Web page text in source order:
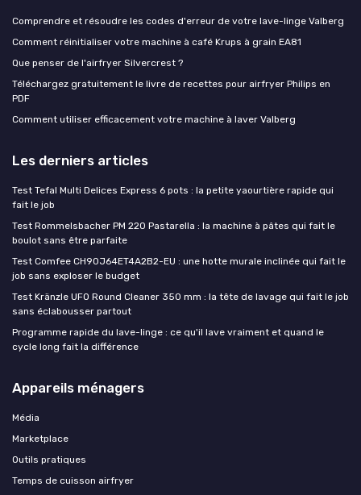
Comprendre et résoudre les codes d'erreur de votre lave-linge Valberg
Comment réinitialiser votre machine à café Krups à grain EA81
Que penser de l'airfryer Silvercrest ?
Téléchargez gratuitement le livre de recettes pour airfryer Philips en
PDF
Comment utiliser efficacement votre machine à laver Valberg
Les derniers articles
Test Tefal Multi Delices Express 6 pots : la petite yaourtière rapide qui
fait le job
Test Rommelsbacher PM 220 Pastarella : la machine à pâtes qui fait le
boulot sans être parfaite
Test Comfee CH90J64ET4A2B2-EU : une hotte murale inclinée qui fait le
job sans exploser le budget
Test Kränzle UFO Round Cleaner 350 mm : la tête de lavage qui fait le job
sans éclabousser partout
Programme rapide du lave-linge : ce qu'il lave vraiment et quand le
cycle long fait la différence
Appareils ménagers
Média
Marketplace
Outils pratiques
Temps de cuisson airfryer